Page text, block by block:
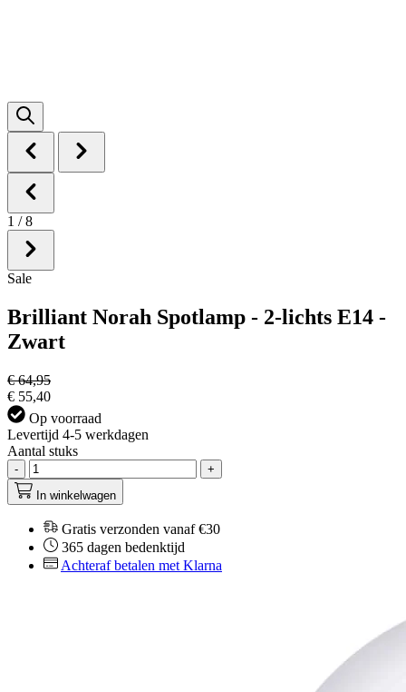
1 / 8
Sale
Brilliant Norah Spotlamp - 2-lichts E14 -
Zwart
€ 64,95
€ 55,40
Op voorraad
Levertijd 4-5 werkdagen
Aantal stuks
-
+
In winkelwagen
Gratis verzonden vanaf €30
365 dagen bedenktijd
Achteraf betalen met Klarna